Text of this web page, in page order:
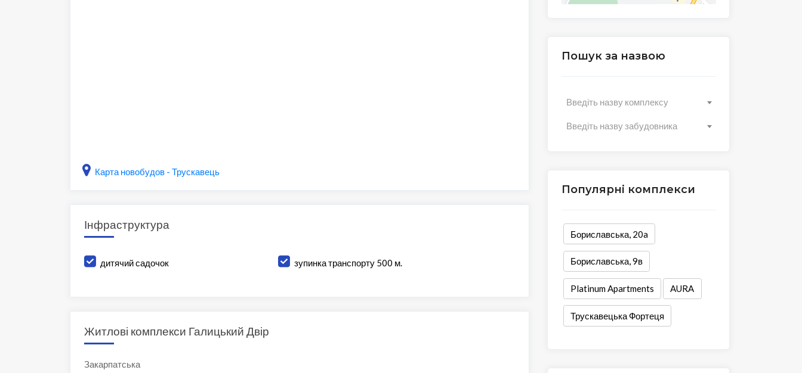
Карта новобудов - Трускавець
Інфраструктура
дитячий садочок зупинка транспорту 500 м.
Житлові комплекси Галицький Двір
Закарпатська
Пошук за назвою
Введіть назву комплексу
Введіть назву забудовника
Популярні комплекси
Бориславська, 20a
Бориславська, 9в
Platinum Apartments AURA
Трускавецька Фортеця